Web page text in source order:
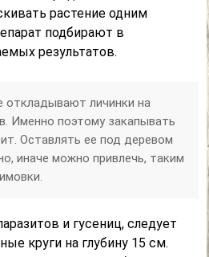
растение одним
подбирают в
результатов.
откладывают личинки на
Именно поэтому закапывать
Оставлять ее под деревом
иначе можно привлечь, таким
и гусениц, следует
круги на глубину 15 см.